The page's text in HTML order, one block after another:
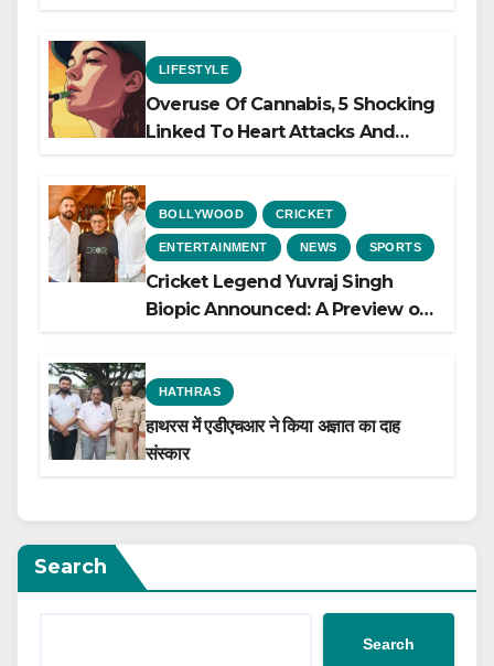
LIFESTYLE
Overuse Of Cannabis, 5 Shocking
Linked To Heart Attacks And
BOLLYWOOD CRICKET
ENTERTAINMENT NEWS SPORTS
Cricket Legend Yuvraj Singh
Biopic Announced: A Preview of
HATHRAS
हाथरस में एडीएचआर ने किया अज्ञात का दाह
संस्कार
Search
Search